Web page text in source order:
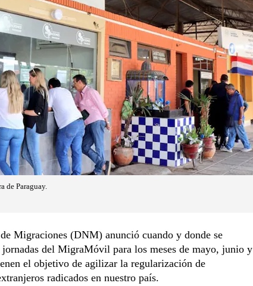
de Paraguay.
Migraciones (DNM) anunció cuando y donde se
del MigraMóvil para los meses de mayo, junio y
el objetivo de agilizar la regularización de
radicados en nuestro país.